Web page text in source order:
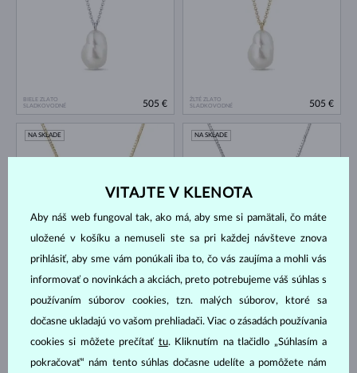
BIELE ZLATO
SLADKOVODNÉ
505 €
ŽLTÉ ZLATO
SLADKOVODNÉ
505 €
ŽLTÉ ZLATO
NA SKLADE NA SKLADE
NA SKLADE
NA SKLADE
VITAJTE V KLENOTA
Aby náš web fungoval tak, ako má, aby sme si pamätali, čo máte
uložené v košíku a nemuseli ste sa pri každej návšteve znova
prihlásiť, aby sme vám ponúkali iba to, čo vás zaujíma a mohli vás
informovať o novinkách a akciách, preto potrebujeme váš súhlas s
používaním súborov cookies, tzn. malých súborov, ktoré sa
dočasne ukladajú vo vašom prehliadači. Viac o zásadách používania
cookies si môžete prečítať tu. Kliknutím na tlačidlo „Súhlasím a
pokračovať“ nám tento súhlas dočasne udelíte a pomôžete nám